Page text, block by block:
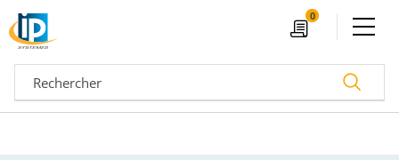
0
Devis Ouvrir le menu